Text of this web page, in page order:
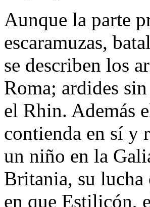
Aunque la parte
escaramuzas,
se describen los
Roma; ardides
el Rhin. Además
contienda en sí y
un niño en la
Britania, su lucha
en que Estilicón,